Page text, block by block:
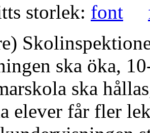
storlek:
ska öka,
ska
elever får fler